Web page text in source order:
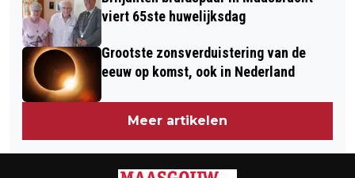
viert 65ste huwelijksdag
Grootste zonsverduistering van de
eeuw op komst, ook in Nederland
Meer artikelen